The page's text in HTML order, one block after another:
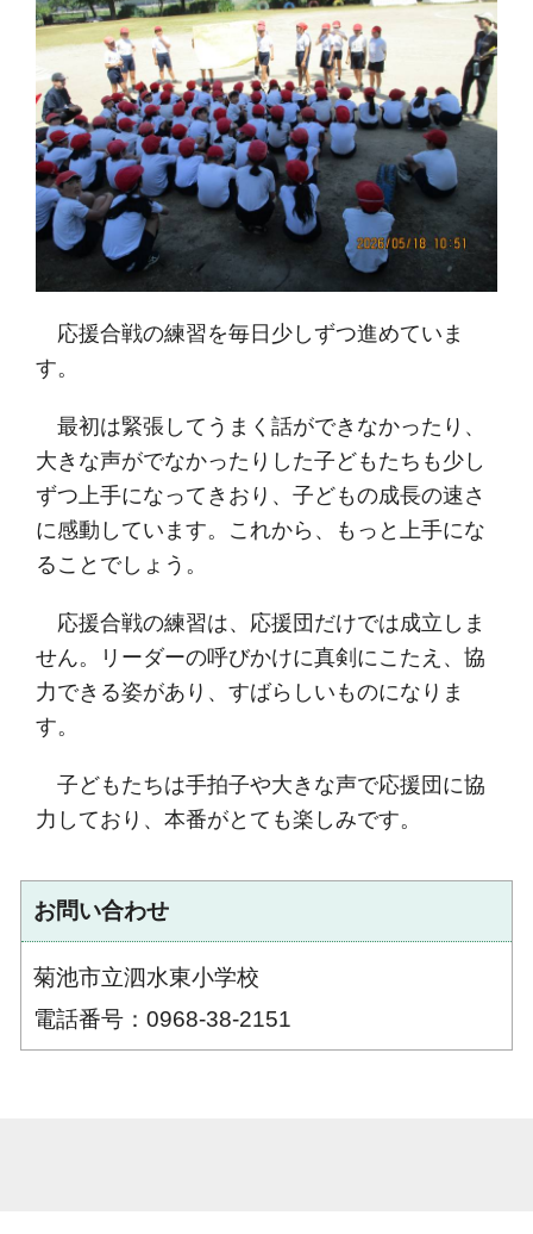
応援合戦の練習を毎日少しずつ進めていま
す。
最初は緊張してうまく話ができなかったり、
大きな声がでなかったりした子どもたちも少し
ずつ上手になってきおり、子どもの成長の速さ
に感動しています。これから、もっと上手にな
ることでしょう。
応援合戦の練習は、応援団だけでは成立しま
せん。リーダーの呼びかけに真剣にこたえ、協
力できる姿があり、すばらしいものになりま
す。
子どもたちは手拍子や大きな声で応援団に協
力しており、本番がとても楽しみです。
お問い合わせ
菊池市立泗水東小学校
電話番号：0968-38-2151